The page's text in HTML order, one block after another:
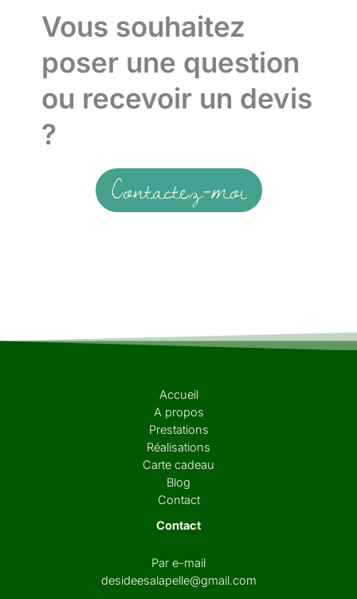
Vous souhaitez
poser une question
ou recevoir un devis
?
Contactez-moi
Accueil
A propos
Prestations
Réalisations
Carte cadeau
Blog
Contact
Contact
Par e-mail
desideesalapelle@gmail.com